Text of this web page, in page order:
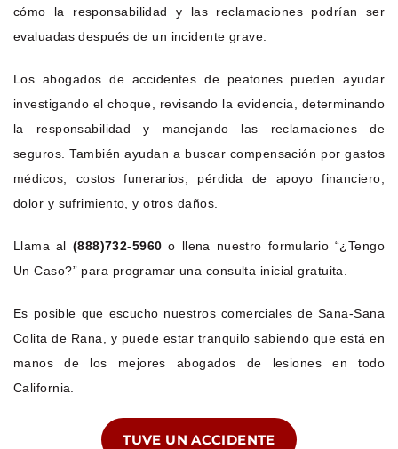
cómo la responsabilidad y las reclamaciones podrían ser
evaluadas después de un incidente grave.
Los abogados de accidentes de peatones pueden ayudar
investigando el choque, revisando la evidencia, determinando
la responsabilidad y manejando las reclamaciones de
seguros. También ayudan a buscar compensación por gastos
médicos, costos funerarios, pérdida de apoyo financiero,
dolor y sufrimiento, y otros daños.
Llama al (888)732-5960 o llena nuestro formulario “¿Tengo
Un Caso?” para programar una consulta inicial gratuita.
Es posible que escucho nuestros comerciales de Sana-Sana
Colita de Rana, y puede estar tranquilo sabiendo que está en
manos de los mejores abogados de lesiones en todo
California.
TUVE UN ACCIDENTE